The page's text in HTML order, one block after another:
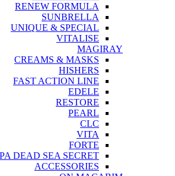
RENEW FORMULA
SUNBRELLA
UNIQUE & SPECIAL
VITALISE
MAGIRAY
CREAMS & MASKS
HISHERS
FAST ACTION LINE
EDELE
RESTORE
PEARL
CLC
VITA
FORTE
DEAD SEA SECRET
ACCESSORIES